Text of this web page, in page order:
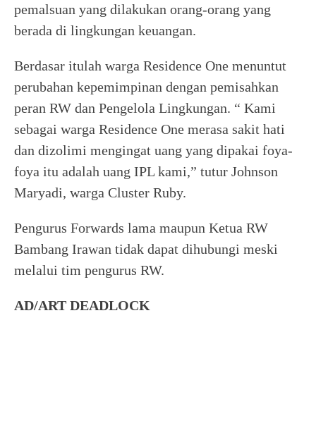
pemalsuan yang dilakukan orang-orang yang
berada di lingkungan keuangan.
Berdasar itulah warga Residence One menuntut
perubahan kepemimpinan dengan pemisahkan
peran RW dan Pengelola Lingkungan. “ Kami
sebagai warga Residence One merasa sakit hati
dan dizolimi mengingat uang yang dipakai foya-
foya itu adalah uang IPL kami,” tutur Johnson
Maryadi, warga Cluster Ruby.
Pengurus Forwards lama maupun Ketua RW
Bambang Irawan tidak dapat dihubungi meski
melalui tim pengurus RW.
AD/ART DEADLOCK